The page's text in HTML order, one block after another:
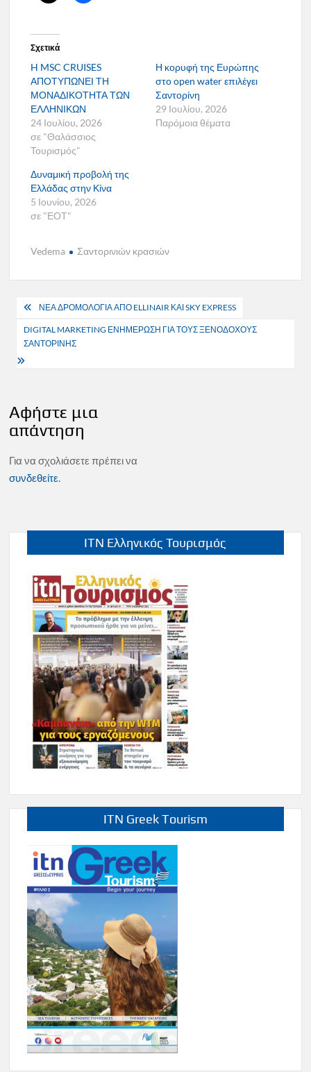
Σχετικά
H MSC CRUISES
ΑΠΟΤΥΠΩΝΕΙ ΤΗ
ΜΟΝΑΔΙΚΟΤΗΤΑ ΤΩΝ
ΕΛΛΗΝΙΚΩΝ
24 Ιουλίου, 2026
σε "Θαλάσσιος
Τουρισμός"
Η κορυφή της Ευρώπης
στο open water επιλέγει
Σαντορίνη
29 Ιουλίου, 2026
Παρόμοια θέματα
Δυναμική προβολή της
Ελλάδας στην Κίνα
5 Ιουνίου, 2026
σε "ΕΟΤ"
Vedema Σαντορινιών κρασιών
Πλοήγηση
άρθρων
ΝΕΑ ΔΡΟΜΟΛΟΓΙΑ ΑΠΟ ELLINAIR ΚΑΙ SKY EXPRESS
DIGITAL MARKETING ΕΝΗΜΕΡΩΣΗ ΓΙΑ ΤΟΥΣ ΞΕΝΟΔΟΧΟΥΣ
ΣΑΝΤΟΡΙΝΗΣ
Αφήστε μια
απάντηση
Για να σχολιάσετε πρέπει να
συνδεθείτε.
ITN Ελληνικός Τουρισμός
ITN Greek Tourism